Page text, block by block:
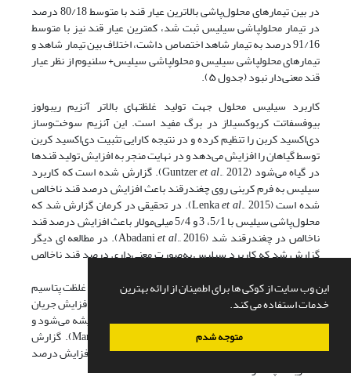
این وب سایت از کوکی ها برای اطمینان از ارائه بهترین
خدمات استفاده می کند.
متوجه شدم
در بین تیمارهای محلول‌پاشی بالاترین عیار قند با متوسط 80/18 درصد
در تیمار محلول­پاشی سیلیس ثبت شد، کمترین عیار قند نیز با متوسط
91/16 درصد به تیمار شاهد اختصاص داشت، اختلاف بین تیمار شاهد و
تیمارهای محلول­پاشی سیلیس و محلول­پاشی سیلیس+ سلنیوم از نظر عیار
قند معنی‌دار نبود (جدول ۵).
کاربرد سیلیس محلول جهت تولید غلظت­های بالاتر آنزیم ریبولوز
بیوفسفاتت کربوکسیلاز در برگ مفید است. این آنزیم سوخت‌وساز
دی‌اکسید کربن را تنظیم کرده و در نتیجه کارایی تثبیت دی‌اکسید کربن
توسط گیاهان را افزایش می‌دهد و در نهایت منجر به افزایش تولید قندها
در گیاه می‌شود (Guntzer et al ., 2012). گزارش شده است که کاربرد
سیلیس به فرم کربنی روی چغندرقند باعث افزایش درصد قند ناخالص
شده است (Lenka et al ., 2015). در تحقیقی در کرمان گزارش شد که
محلول‌پاشی سیلیس با 5/1، 3 و 5/4 میلی‌مولار باعث افزایش درصد قند
ناخالص در چغندرقند شد (Abadani et al ., 2016). در مطالعه ای دیگر
گزارش شد که کاربرد سیلیس به‌صورت معنی‌داری درصد قند ناخالص
(Kermani & Amir Moradi, 2019) به نظر می‌رسد افزایش غلظت پتاسیم
در لوله‌های غربالی باعث افزایش فشار اسمزی و در نتیجه افزایش جریان
توده‌ای مواد ساخته­شده (ساکارز) فتوسنتز از برگ‌ها به ریشه می‌شود و
کاربرد سیلیس این روند را بهبود بخشید (Marscher, 1995). گزارش
شده است که محلول‌پاشی سیلیس و پتاسیم اثر مثبتی بر افزایش درصد
قند ریشه چغندرقند شده است (Farazi et al., 2018).